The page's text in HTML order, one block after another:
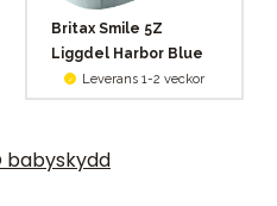
Britax Smile 5Z
Liggdel Harbor Blue
Leverans 1-2 veckor
babyskydd